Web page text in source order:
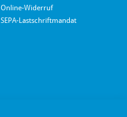
Online-Widerruf
SEPA-Lastschriftmandat